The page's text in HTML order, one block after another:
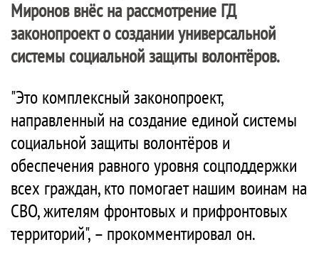
Миронов внёс на рассмотрение ГД
законопроект о создании универсальной
системы социальной защиты волонтёров.
"Это комплексный законопроект,
направленный на создание единой системы
социальной защиты волонтёров и
обеспечения равного уровня соцподдержки
всех граждан, кто помогает нашим воинам на
СВО, жителям фронтовых и прифронтовых
территорий", – прокомментировал он.